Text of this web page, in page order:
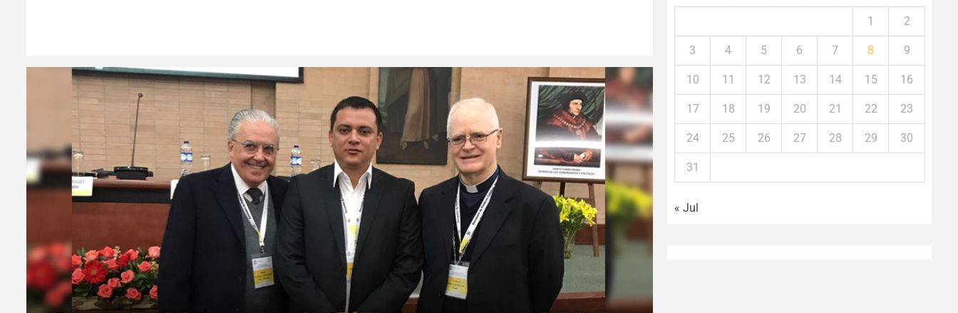
1 2
3 4 5 6 7 8 9
10 11 12 13 14 15 16
17 18 19 20 21 22 23
24 25 26 27 28 29 30
31
« Jul